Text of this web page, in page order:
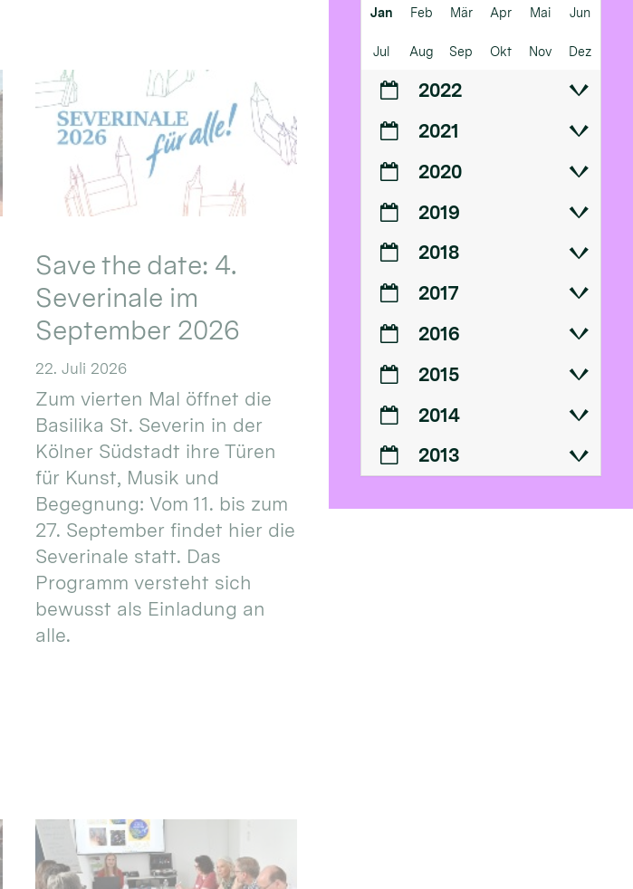
Save the date: 4.
Severinale im
September 2026
22. Juli 2026
Zum vierten Mal öffnet die
Basilika St. Severin in der
Kölner Südstadt ihre Türen
für Kunst, Musik und
Begegnung: Vom 11. bis zum
27. September findet hier die
Severinale statt. Das
Programm versteht sich
bewusst als Einladung an
alle.
Jan Feb Mär Apr Mai Jun
Jul Aug Sep Okt Nov Dez
2022
2021
2020
2019
2018
2017
2016
2015
2014
2013